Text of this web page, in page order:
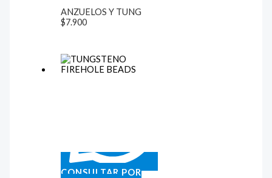
ANZUELOS Y TUNG
$7.900
CONSULTAR POR